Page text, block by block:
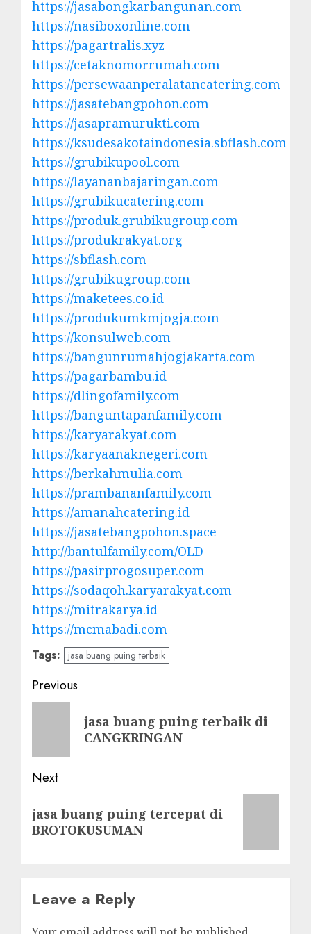
https://jasabongkarbangunan.com
https://nasiboxonline.com
https://pagartralis.xyz
https://cetaknomorrumah.com
https://persewaanperalatancatering.com
https://jasatebangpohon.com
https://jasapramurukti.com
https://ksudesakotaindonesia.sbflash.com
https://grubikupool.com
https://layananbajaringan.com
https://grubikucatering.com
https://produk.grubikugroup.com
https://produkrakyat.org
https://sbflash.com
https://grubikugroup.com
https://maketees.co.id
https://produkumkmjogja.com
https://konsulweb.com
https://bangunrumahjogjakarta.com
https://pagarbambu.id
https://dlingofamily.com
https://banguntapanfamily.com
https://karyarakyat.com
https://karyaanaknegeri.com
https://berkahmulia.com
https://prambananfamily.com
https://amanahcatering.id
https://jasatebangpohon.space
http://bantulfamily.com/OLD
https://pasirprogosuper.com
https://sodaqoh.karyarakyat.com
https://mitrakarya.id
https://mcmabadi.com
Tags: jasa buang puing terbaik
Post
navigation
Previous
jasa buang puing terbaik di
CANGKRINGAN
Next
post:
jasa buang puing tercepat di
BROTOKUSUMAN
Leave a Reply